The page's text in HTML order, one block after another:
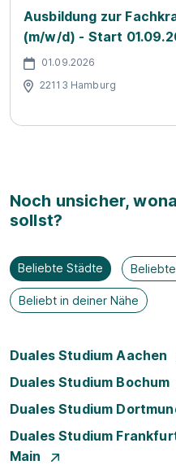
Ausbildung zur
(m/w/d) - Start
01.09.2026
22113 Hamburg
Noch unsicher,
sollst?
Beliebte Städte
Beliebt in deiner Nähe
Duales Studium Aachen
Duales Studium Bochum
Duales Studium
Duales Studium
Main